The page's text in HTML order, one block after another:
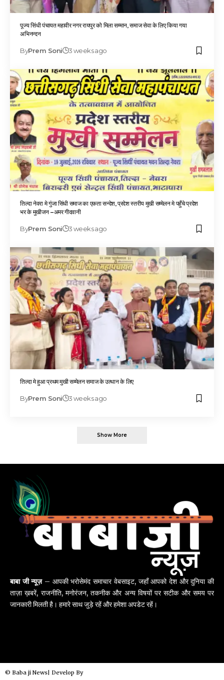
पूज्य सिंधी पंचायत महावीर नगर रायपुर को मिला सम्मान, समाज सेवा के लिए किया गया
अभिनन्दन
ByPrem Soni 3 weeks ago
तिल्दा नेवरा मे गुंजा सिंधी समाज का एकता सन्देश, प्रदेश स्तरीय मुखी सम्मेलन मे पहुँचे प्रदेश
भर के मुखीजन –अमर गीदवानी
ByPrem Soni 3 weeks ago
तिल्दा मे हुआ प्रथम मुखी सम्मेलन समाज के उत्थान के लिए
ByPrem Soni 3 weeks ago
Show More
बाबा जी न्यूज़– आपकी भरोसेमंद समाचार वेबसाइट, जहाँ आपको देश और दुनिया की
ताज़ा ख़बरें, राजनीति, मनोरंजन, तकनीक और अन्य विषयों पर सटीक और समय पर
जानकारी मिलती है। हमारे साथ जुड़े रहें और हमेशा अपडेट रहें।
© Baba ji News| Develop By